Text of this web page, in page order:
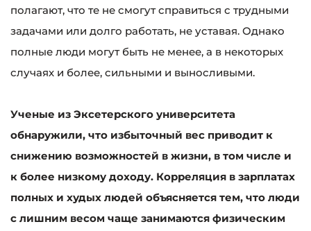
полагают, что те не смогут справиться с трудными
задачами или долго работать, не уставая. Однако
полные люди могут быть не менее, а в некоторых
случаях и более, сильными и выносливыми.
Ученые из Эксетерского университета
обнаружили, что избыточный вес приводит к
снижению возможностей в жизни, в том числе и
к более низкому доходу. Корреляция в зарплатах
полных и худых людей объясняется тем, что люди
с лишним весом чаще занимаются физическим